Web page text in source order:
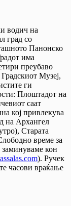
водич на
град со
Панонско
има
преубаво
Музеј,
ги
Плоштадот на
саат
кој привлекува
на Архангел
Старата
време за
кон
). Ручек
часови враќање